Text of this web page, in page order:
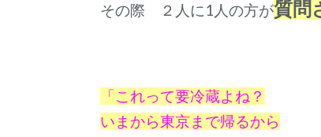
その際 ２人に1人の方が質問
「これって要冷蔵よね？
いまから東京まで帰るから